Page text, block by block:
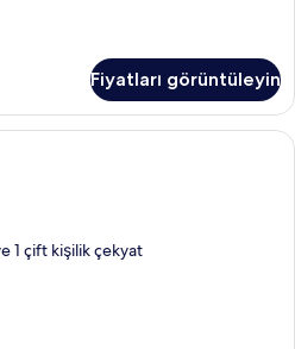
Fiyatları görüntüleyin
Deluxe Çatı Katı (Loft) | Anti alerjik
1 çift kişilik çekyat